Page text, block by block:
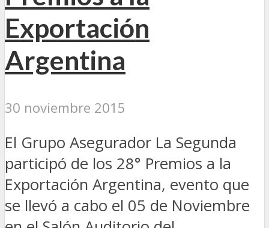
Exportación
Argentina
30 noviembre 2015
El Grupo Asegurador La Segunda
participó de los 28° Premios a la
Exportación Argentina, evento que
se llevó a cabo el 05 de Noviembre